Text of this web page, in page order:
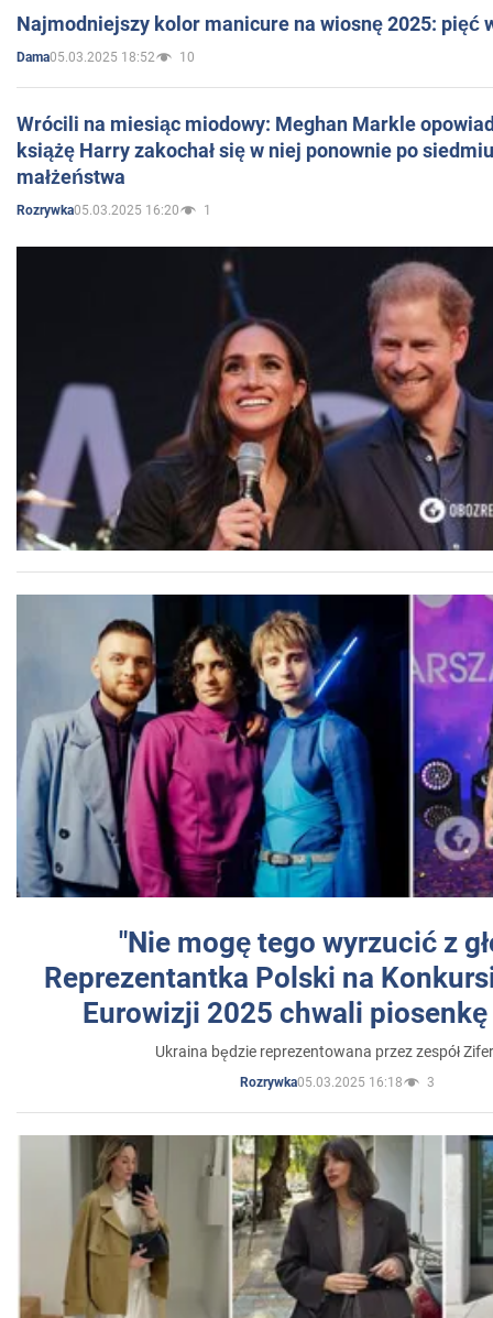
Najmodniejszy kolor manicure na wiosnę 2025: pięć
Dama05.03.2025 18:52 10
Wrócili na miesiąc miodowy: Meghan Markle
książę Harry zakochał się w niej ponownie po
małżeństwa
Rozrywka05.03.2025 16:20 1
"Nie mogę tego wyrzucić z
Reprezentantka Polski na
Eurowizji 2025 chwali
Ukraina będzie reprezentowana przez zespół
Rozrywka05.03.2025 16:18 3